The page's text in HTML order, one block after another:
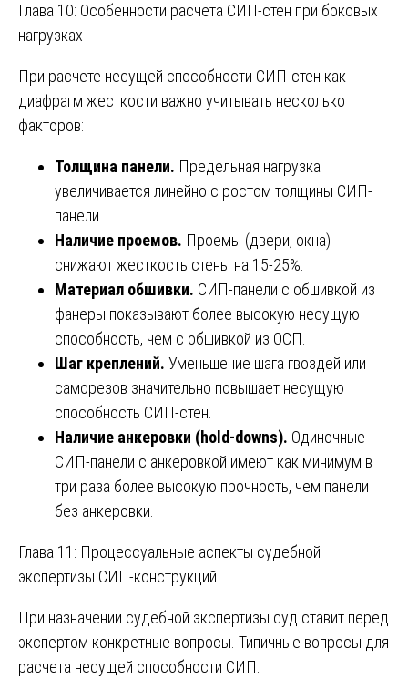
Глава 10: Особенности расчета СИП-стен при боковых
нагрузках
При расчете несущей способности СИП-стен как
диафрагм жесткости важно учитывать несколько
факторов:
Толщина панели. Предельная нагрузка
увеличивается линейно с ростом толщины СИП-
панели.
Наличие проемов. Проемы (двери, окна)
снижают жесткость стены на 15-25%.
Материал обшивки. СИП-панели с обшивкой из
фанеры показывают более высокую несущую
способность, чем с обшивкой из ОСП.
Шаг креплений. Уменьшение шага гвоздей или
саморезов значительно повышает несущую
способность СИП-стен.
Наличие анкеровки (hold-downs). Одиночные
СИП-панели с анкеровкой имеют как минимум в
три раза более высокую прочность, чем панели
без анкеровки.
Глава 11: Процессуальные аспекты судебной
экспертизы СИП-конструкций
При назначении судебной экспертизы суд ставит перед
экспертом конкретные вопросы. Типичные вопросы для
расчета несущей способности СИП: